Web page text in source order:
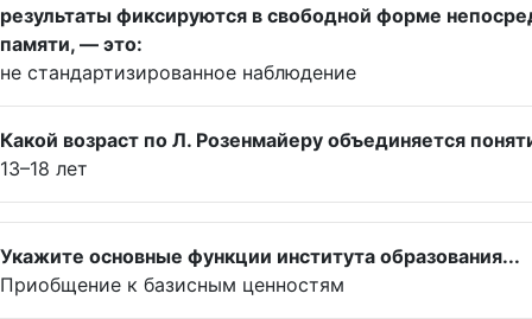
результаты фиксируются в свободной форме
памяти, — это:
не стандартизированное наблюдение
Какой возраст по Л. Розенмайеру объединяется
13–18 лет
Укажите основные функции института образования...
Приобщение к базисным ценностям